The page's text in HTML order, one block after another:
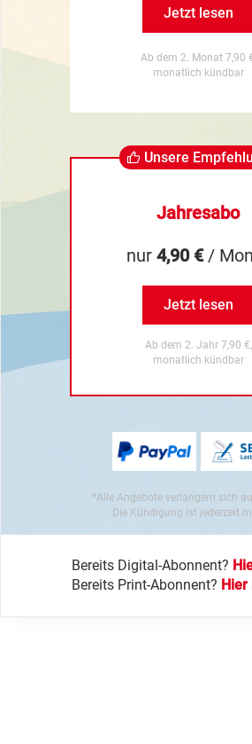
Jetzt lesen
Ab dem 2. Monat 7,90
monatlich kündbar
Unsere
Jahresabo
nur 4,90 €/
Jetzt lesen
Ab dem 2. Jahr 7,90 €,
monatlich kündbar
*Alle Angebote verlängern sich
Die Kündigung ist jederzeit
Bereits Digital-Abonnent?
Bereits Print-Abonnent? Hier